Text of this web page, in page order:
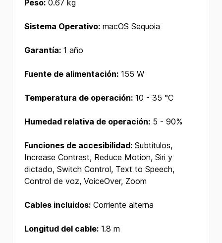
Peso: 0.67 kg
Sistema Operativo: macOS Sequoia
Garantía: 1 año
Fuente de alimentación: 155 W
Temperatura de operación: 10 - 35 °C
Humedad relativa de operación: 5 - 90%
Funciones de accesibilidad: Subtítulos,
Increase Contrast, Reduce Motion, Siri y
dictado, Switch Control, Text to Speech,
Control de voz, VoiceOver, Zoom
Cables incluidos: Corriente alterna
Longitud del cable: 1.8 m